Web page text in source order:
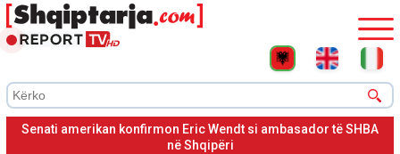
Erik Wendt konfirmohet ambasador në Tiranë me 50 vota pro e
44 kundër